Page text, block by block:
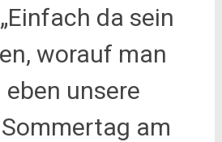
da sein
worauf man
unsere
am